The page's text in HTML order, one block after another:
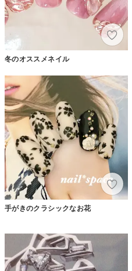
冬のオススメネイル
手がきのクラシックなお花